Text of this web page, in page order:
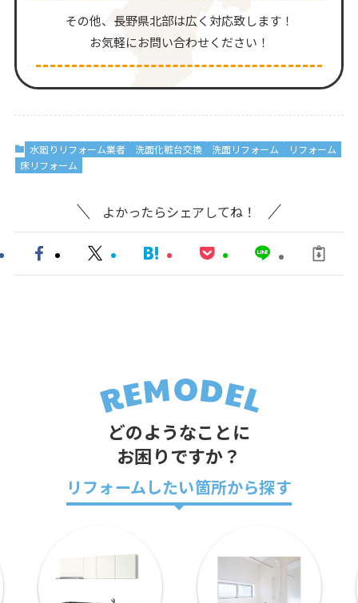
その他、⻑野県北部は広く対応致します！
お気軽にお問い合わせください！
水廻りリフォーム業者 洗面化粧台交換 洗面リフォーム
リフォーム
床リフォーム
よかったらシェアしてね！
どのようなことに
お困りですか？
リフォームしたい箇所から探す